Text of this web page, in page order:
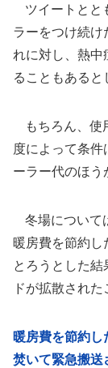
ツイートとと
ラーをつけ続け
れに対し、熱中
ることもあると
もちろん、使
度によって条件
ーラー代のほう
冬場について
暖房費を節約し
とろうとした
ドが拡散された
暖房費を節約
焚いて緊急搬送